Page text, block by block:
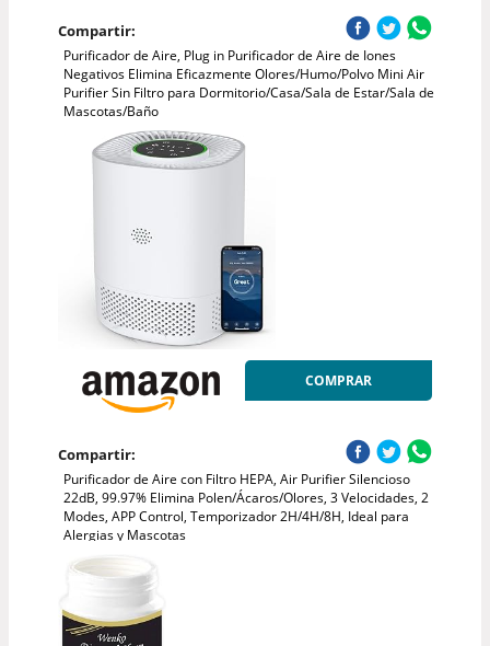
Compartir:
Purificador de Aire, Plug in Purificador de Aire de Iones
Negativos Elimina Eficazmente Olores/Humo/Polvo Mini Air
Purifier Sin Filtro para Dormitorio/Casa/Sala de Estar/Sala de
Mascotas/Baño
COMPRAR
Compartir:
Purificador de Aire con Filtro HEPA, Air Purifier Silencioso
22dB, 99.97% Elimina Polen/Ácaros/Olores, 3 Velocidades, 2
Modes, APP Control, Temporizador 2H/4H/8H, Ideal para
Alergias y Mascotas